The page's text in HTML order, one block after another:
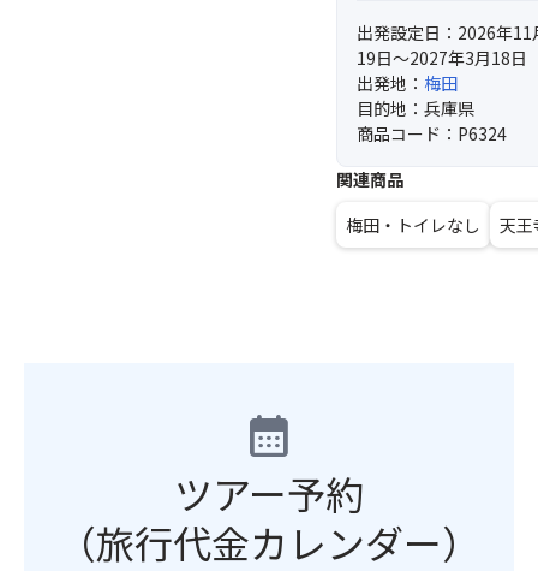
出発設定日：2026年11
19日～2027年3月18日
出発地： 梅田
目的地：兵庫県
商品コード：P6324
関連商品
梅田・トイレなし
天王
calendar_month
ツアー予約
（旅行代金カレンダー）